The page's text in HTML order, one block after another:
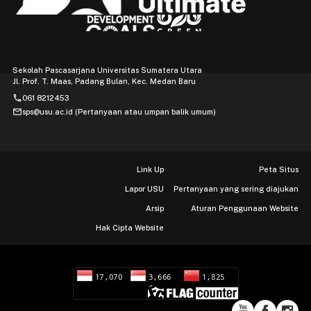
Sekolah Pascasarjana Universitas Sumatera Utara
Jl. Prof. T. Maas, Padang Bulan, Kec. Medan Baru
phone061 8212453
mailsps@usu.ac.id (Pertanyaan atau umpan balik umum)
Link Up Peta Situs
Lapor USU Pertanyaan yang sering diajukan
Arsip Aturan Penggunaan Website
Hak Cipta Website